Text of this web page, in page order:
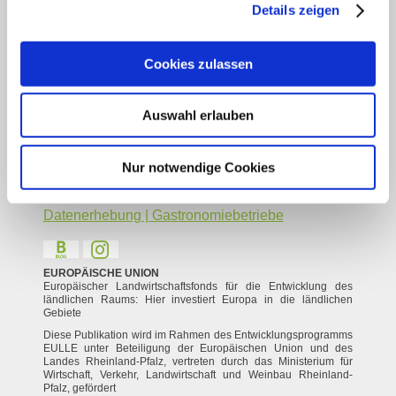
Details zeigen
Cookies zulassen
Auswahl erlauben
Nur notwendige Cookies
Kontakt
Veranstaltung einreichen
Vermieter Log-in
Gastaufnahme- und Vermittlungsbedingungen
Datenerhebung | Gastronomiebetriebe
EUROPÄISCHE UNION
Europäischer Landwirtschaftsfonds für die Entwicklung des
ländlichen Raums: Hier investiert Europa in die ländlichen
Gebiete
Diese Publikation wird im Rahmen des Entwicklungsprogramms
EULLE unter Beteiligung der Europäischen Union und des
Landes Rheinland-Pfalz, vertreten durch das Ministerium für
Wirtschaft, Verkehr, Landwirtschaft und Weinbau Rheinland-
Pfalz, gefördert